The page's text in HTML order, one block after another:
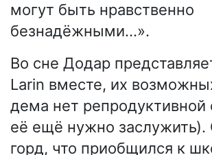
могут быть нравственно
безнадёжными…».
Во сне Додар
Larin вместе, их
дема нет репродуктивной
её ещё нужно заслужить).
горд, что приобщился к